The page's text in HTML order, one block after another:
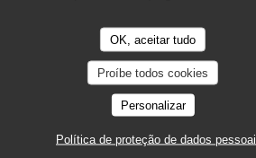
OK, aceitar tudo
Proíbe todos cookies
Personalizar
Política de proteção de dados
75015 Paris
((abre numa nova janela))